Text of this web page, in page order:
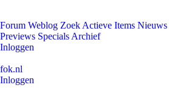
Forum Weblog Zoek Actieve Items Nieuws
Previews Specials Archief
Inloggen
fok.nl
Inloggen